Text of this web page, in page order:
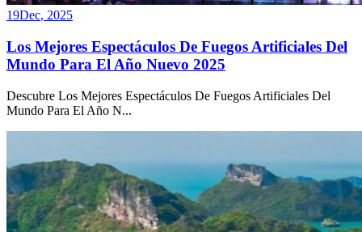
19Dec, 2025
Los Mejores Espectáculos De Fuegos Artificiales Del
Mundo Para El Año Nuevo 2025
Descubre Los Mejores Espectáculos De Fuegos Artificiales Del
Mundo Para El Año N...